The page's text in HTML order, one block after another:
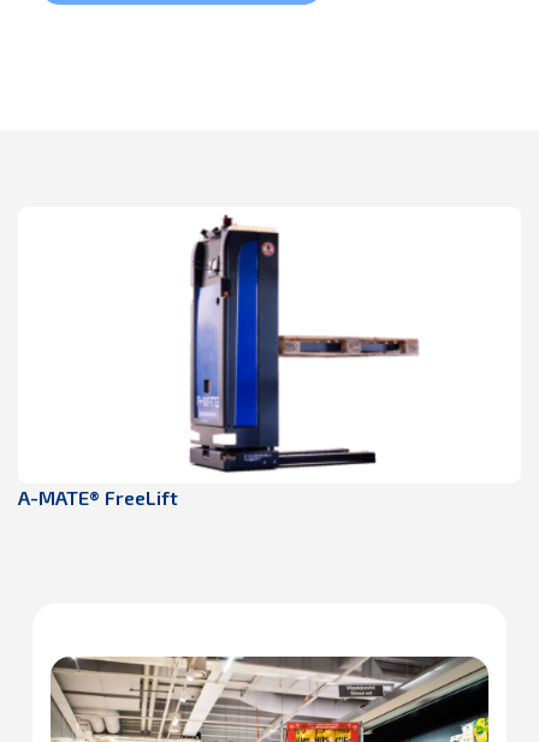
A-MATE® FreeLift